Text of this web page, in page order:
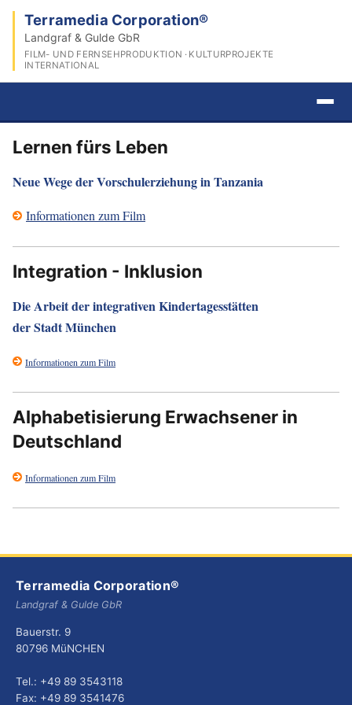
Terramedia Corporation®
Landgraf & Gulde GbR
FILM- UND FERNSEHPRODUKTION · KULTURPROJEKTE
INTERNATIONAL
Lernen fürs Leben
Neue Wege der Vorschulerziehung in Tanzania
Informationen zum Film
Integration - Inklusion
Die Arbeit der integrativen Kindertagesstätten
der Stadt München
Informationen zum Film
Alphabetisierung Erwachsener in
Deutschland
Informationen zum Film
Terramedia Corporation®
Landgraf & Gulde GbR
Bauerstr. 9
80796 MüNCHEN
Tel.: +49 89 3543118
Fax: +49 89 3541476